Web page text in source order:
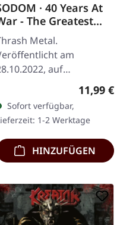
· 40 Years At
- The Greatest
Of Sodom |
CD
Metal.
am
auf
Steamhammer. CD im
Digipak. 40 Years At War -
Greatest Hell Of
ist ein
11,99 €
Sofort verfügbar,
1-2 Werktage
HINZUFÜGEN